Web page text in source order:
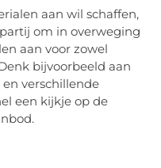
aan wil schaffen,
om in overweging
aan voor zowel
bijvoorbeeld aan
en verschillende
een kijkje op de